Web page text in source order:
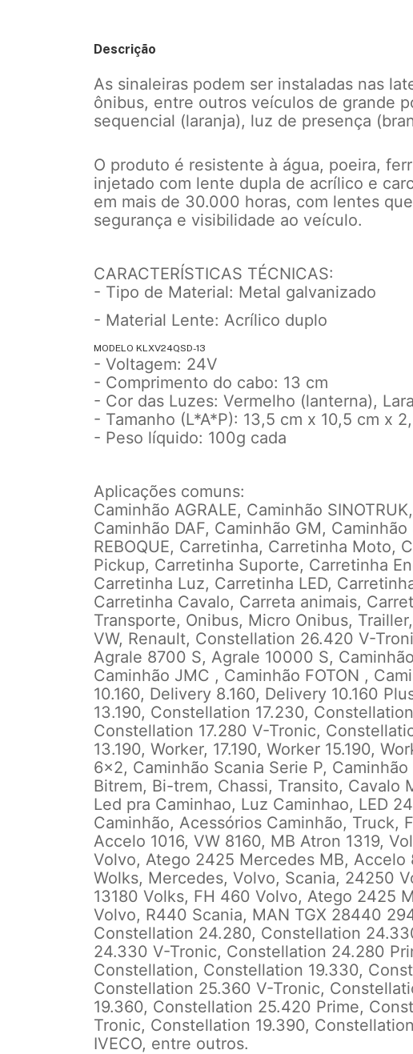
Descrição
As sinaleiras podem ser instaladas nas
ônibus, entre outros veículos de grande
sequencial (laranja), luz de presença
O produto é resistente à água, poeira,
injetado com lente dupla de acrílico e
em mais de 30.000 horas, com lentes
segurança e visibilidade ao veículo.
CARACTERÍSTICAS TÉCNICAS:
- Tipo de Material: Metal galvanizado
- Material Lente: Acrílico duplo
MODELO KLXV24QSD-13
- Voltagem: 24V
- Comprimento do cabo: 13 cm
- Cor das Luzes: Vermelho (lanterna),
- Tamanho (L*A*P): 13,5 cm x 10,5 cm x
- Peso líquido: 100g cada
Aplicações comuns:
Caminhão AGRALE, Caminhão
Caminhão DAF, Caminhão GM,
REBOQUE, Carretinha, Carretinha Moto,
Pickup, Carretinha Suporte, Carretinha
Carretinha Luz, Carretinha LED,
Carretinha Cavalo, Carreta animais,
Transporte, Onibus, Micro Onibus,
VW, Renault, Constellation 26.420 V-
Agrale 8700 S, Agrale 10000 S,
Caminhão JMC , Caminhão FOTON ,
10.160, Delivery 8.160, Delivery 10.160
13.190, Constellation 17.230,
Constellation 17.280 V-Tronic,
13.190, Worker, 17.190, Worker 15.190,
6x2, Caminhão Scania Serie P,
Bitrem, Bi-trem, Chassi, Transito, Cavalo
Led pra Caminhao, Luz Caminhao, LED
Caminhão, Acessórios Caminhão, Truck,
Accelo 1016, VW 8160, MB Atron 1319,
Volvo, Atego 2425 Mercedes MB,
Wolks, Mercedes, Volvo, Scania, 24250
13180 Volks, FH 460 Volvo, Atego 2425
Volvo, R440 Scania, MAN TGX 28440
Constellation 24.280, Constellation
24.330 V-Tronic, Constellation 24.280
Constellation, Constellation 19.330,
Constellation 25.360 V-Tronic,
19.360, Constellation 25.420 Prime,
Tronic, Constellation 19.390,
IVECO, entre outros.